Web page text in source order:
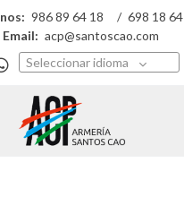
986 89 64 18 / 698 18 64
Email: acp@santoscao.com
Seleccionar idioma